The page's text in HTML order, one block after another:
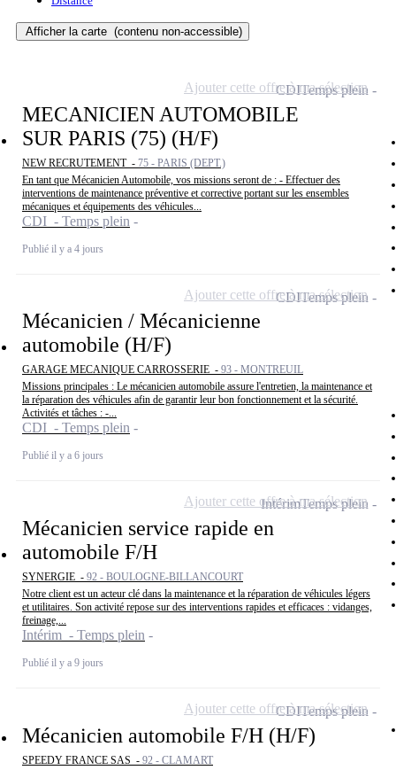
Afficher la carte (contenu non-accessible)
MECANICIEN AUTOMOBILE
SUR PARIS (75) (H/F)
NEW RECRUTEMENT - 75 - PARIS (DEPT.)
En tant que Mécanicien Automobile, vos missions seront de : - Effectuer des
interventions de maintenance préventive et corrective portant sur les ensembles
mécaniques et équipements des véhicules...
CDI - Temps plein
Publié il y a 4 jours
CDITemps plein
Ajouter cette offre à ma sélection
Mécanicien / Mécanicienne
automobile (H/F)
GARAGE MECANIQUE CARROSSERIE - 93 - MONTREUIL
Missions principales : Le mécanicien automobile assure l'entretien, la maintenance et
la réparation des véhicules afin de garantir leur bon fonctionnement et la sécurité.
Activités et tâches : -...
CDI - Temps plein
Publié il y a 6 jours
CDITemps plein
Ajouter cette offre à ma sélection
Mécanicien service rapide en
automobile F/H
SYNERGIE - 92 - BOULOGNE-BILLANCOURT
Notre client est un acteur clé dans la maintenance et la réparation de véhicules légers
et utilitaires. Son activité repose sur des interventions rapides et efficaces : vidanges,
freinage,...
Intérim - Temps plein
Publié il y a 9 jours
IntérimTemps plein
Ajouter cette offre à ma sélection
Mécanicien automobile F/H (H/F)
SPEEDY FRANCE SAS - 92 - CLAMART
CDITemps plein
Ajouter cette offre à ma sélection